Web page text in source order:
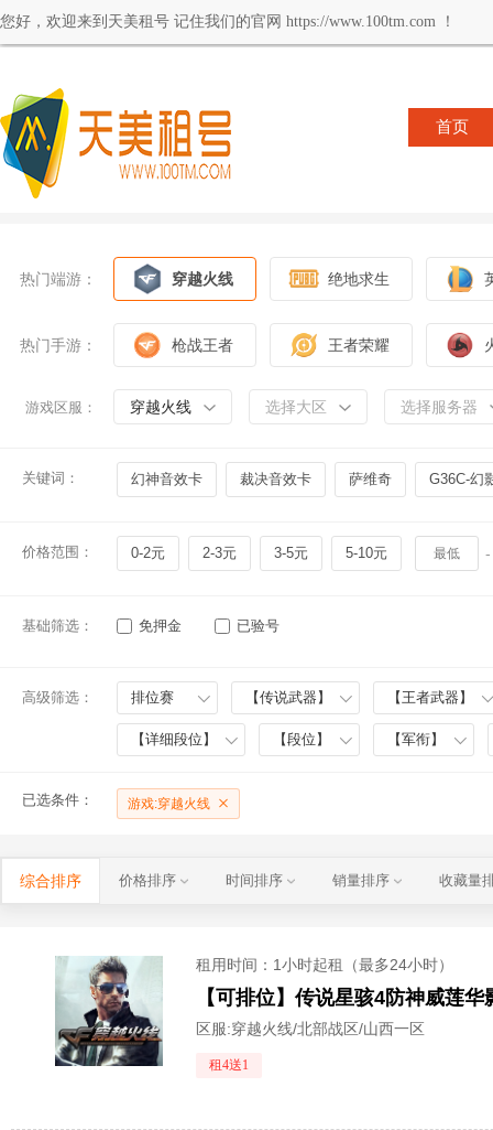
您好，欢迎来到天美租号 记住我们的官网 https://www.100tm.com ！
首页
热门端游： 穿越火线 绝地求生
热门手游： 枪战王者 王者荣耀
游戏区服： 穿越火线 选择大区 选择服务器
关键词： 幻神音效卡 裁决音效卡 萨维奇 G36C-幻
价格范围： 0-2元 2-3元 3-5元 5-10元 -
基础筛选： 免押金 已验号
高级筛选： 排位赛 【传说武器】 【王者武器】
【详细段位】 【段位】 【军衔】
已选条件： 游戏:穿越火线
综合排序 价格排序 时间排序 销量排序 收藏量
租用时间 ：1小时起租（最多24小时）
区服:穿越火线/北部战区/山西一区
租4送1